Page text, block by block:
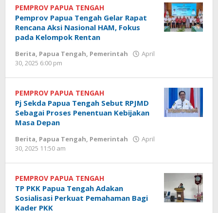
PEMPROV PAPUA TENGAH
Pemprov Papua Tengah Gelar Rapat
Rencana Aksi Nasional HAM, Fokus
pada Kelompok Rentan
Berita, Papua Tengah, Pemerintah
April
30, 2025 6:00 pm
Tomei
PEMPROV PAPUA TENGAH
Pj Sekda Papua Tengah Sebut RPJMD
Sebagai Proses Penentuan Kebijakan
Masa Depan
Berita, Papua Tengah, Pemerintah
April
30, 2025 11:50 am
Tomei
PEMPROV PAPUA TENGAH
TP PKK Papua Tengah Adakan
Sosialisasi Perkuat Pemahaman Bagi
Kader PKK